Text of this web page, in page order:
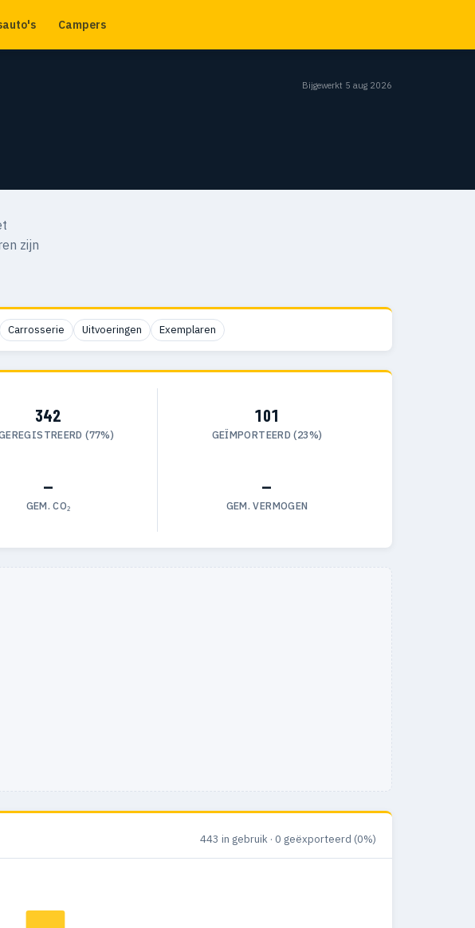
Campers
Bijgewerkt 5 aug 2026
zijn
Carrosserie Uitvoeringen Exemplaren
342
(77%)
101
GEÏMPORTEERD (23%)
—
GEM. CO₂
—
GEM. VERMOGEN
443 in gebruik · 0 geëxporteerd (0%)